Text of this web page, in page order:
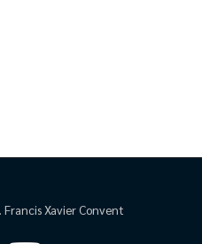
Xavier Convent